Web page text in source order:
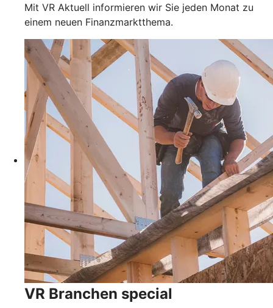
Mit VR Aktuell informieren wir Sie jeden Monat zu
einem neuen Finanzmarktthema.
VR Branchen special